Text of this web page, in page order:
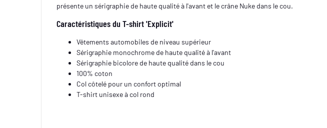
présente un sérigraphie de haute qualité à l'avant et le crâne Nuke dans le cou.
Caractéristiques du T-shirt 'Explicit'
Vêtements automobiles de niveau supérieur
Sérigraphie monochrome de haute qualité à l'avant
Sérigraphie bicolore de haute qualité dans le cou
100% coton
Col côtelé pour un confort optimal
T-shirt unisexe à col rond